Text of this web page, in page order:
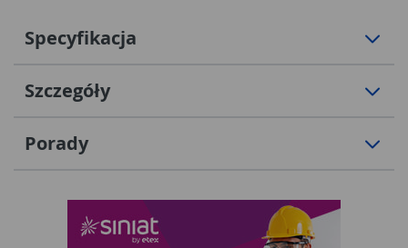
Specyfikacja
Szczegóły
Porady